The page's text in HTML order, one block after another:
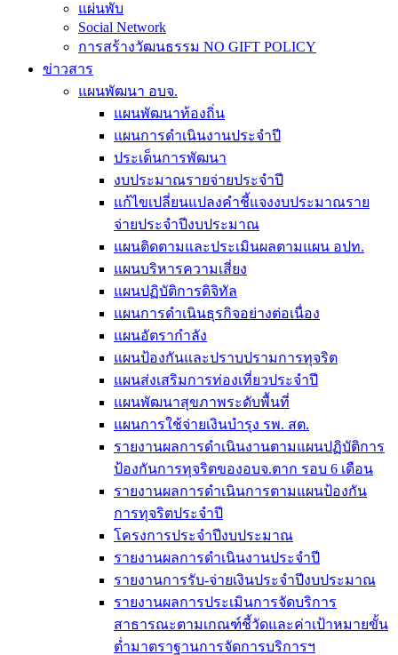
แผ่นพับ
Social Network
การสร้างวัฒนธรรม NO GIFT POLICY
ข่าวสาร
แผนพัฒนา อบจ.
แผนพัฒนาท้องถิ่น
แผนการดำเนินงานประจำปี
ประเด็นการพัฒนา
งบประมาณรายจ่ายประจำปี
แก้ไขเปลี่ยนแปลงคำชี้แจงงบประมาณราย
จ่ายประจำปีงบประมาณ
แผนติดตามและประเมินผลตามแผน อปท.
แผนบริหารความเสี่ยง
แผนปฏิบัติการดิจิทัล
แผนการดำเนินธุรกิจอย่างต่อเนื่อง
แผนอัตรากำลัง
แผนป้องกันและปราบปรามการทุจริต
แผนส่งเสริมการท่องเที่ยวประจำปี
แผนพัฒนาสุขภาพระดับพื้นที่
แผนการใช้จ่ายเงินบำรุง รพ. สต.
รายงานผลการดำเนินงานตามแผนปฏิบัติการ
ป้องกันการทุจริตของอบจ.ตาก รอบ 6 เดือน
รายงานผลการดำเนินการตามแผนป้องกัน
การทุจริตประจำปี
โครงการประจำปีงบประมาณ
รายงานผลการดำเนินงานประจำปี
รายงานการรับ-จ่ายเงินประจำปีงบประมาณ
รายงานผลการประเมินการจัดบริการ
สาธารณะตามเกณฑ์ชี้วัดและค่าเป้าหมายขั้น
ต่ำมาตราฐานการจัดการบริการฯ